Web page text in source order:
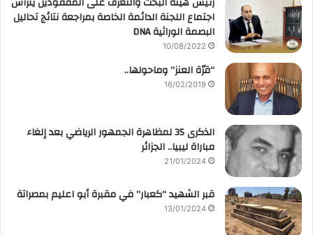
اجتماع اللجنة الدائمة الخاصة بمراجعة نتائج تحاليل
البصمة الوراثية DNA
10/08/2022
“قرّة العنز” وماحولها..
16/02/2019
الذكرى 35 لمظاهرة الجمهور الرياضي بعد إلغاء
مباراة ليبيا.. الجزائر
21/01/2024
قبر الشهيد “كعبار” في مقبرة أبو اعليم بمصراتة
13/01/2024